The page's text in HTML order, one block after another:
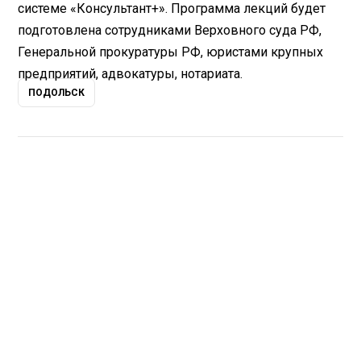
системе «Консультант+». Программа лекций будет
подготовлена сотрудниками Верховного суда РФ,
Генеральной прокуратуры РФ, юристами крупных
предприятий, адвокатуры, нотариата.
ПОДОЛЬСК